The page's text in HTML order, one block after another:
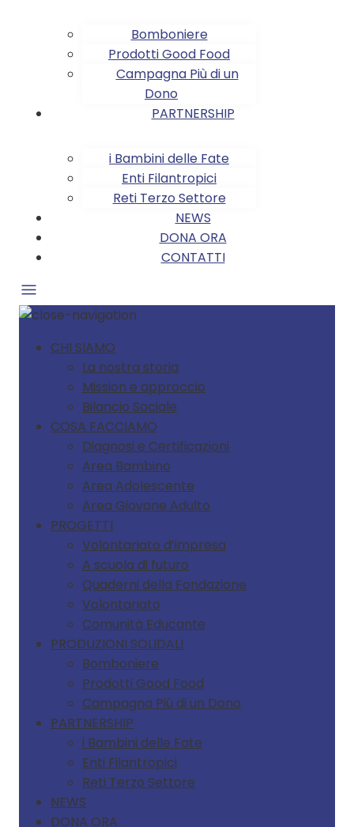
Bomboniere
Prodotti Good Food
Campagna Più di un
Dono
PARTNERSHIP
i Bambini delle Fate
Enti Filantropici
Reti Terzo Settore
NEWS
DONA ORA
CONTATTI
CHI SIAMO
La nostra storia
Mission e approccio
Bilancio Sociale
COSA FACCIAMO
Diagnosi e Certificazioni
Area Bambino
Area Adolescente
Area Giovane Adulto
PROGETTI
Volontariato d’impresa
A scuola di futuro
Quaderni della Fondazione
Volontariato
Comunità Educante
PRODUZIONI SOLIDALI
Bomboniere
Prodotti Good Food
Campagna Più di un Dono
PARTNERSHIP
i Bambini delle Fate
Enti Filantropici
Reti Terzo Settore
NEWS
DONA ORA